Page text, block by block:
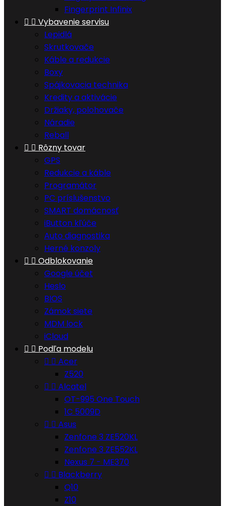
Fingerprint Infinix
  Vybavenie servisu
Lepidlá
Skrutkovače
Káble a redukcie
Boxy
Spájkovacia technika
Kredity a aktivácie
Držiaky, polohovače
Náradie
Reball
  Rôzny tovar
GPS
Redukcie a káble
Programátor
PC príslušenstvo
SMART domácnosť
iButton kľúče
Auto diagnostika
Herné konzoly
  Odblokovanie
Google účet
Heslo
BIOS
Zámok siete
MDM lock
iCloud
  Podľa modelu
  Acer
Z520
  Alcatel
OT-995 One Touch
1C 5009D
  Asus
Zenfone 3 ZE520KL
Zenfone 3 ZE552KL
Nexus 7 - ME370
  Blackberry
Q10
Z10